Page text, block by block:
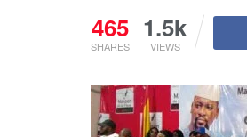
465
SHARES
1.5k
VIEWS